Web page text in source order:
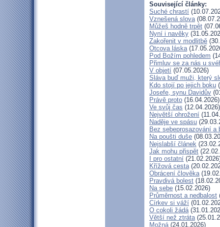
Související články:
Suché chrastí
Vznešená slova
Můžeš hodně trpět
Nyní i navěky
Zakořenit v modlitbě
Otcova láska
Pod Božím pohledem
Přimluv se za nás u
V objetí (07.05.2026)
Sláva buď muži, který
Kdo stojí po jejich boku
Josefe, synu Davidův
Právě proto (16.04.2026)
Ve svůj čas (12.04.2026)
Největší ohrožení
Naděje ve spásu
Bez sebeprosazování a
Na poušti duše
Nejslabší článek
Jak mohu přispět
I pro ostatní
Křížová cesta
Obrácení člověka
Pravdivá bolest
Na sebe (15.02.2026)
Průměrnost a nedbalost
Církev si váží
O cokoli žádá
Větší než ztráta
Možná(24.01.2026)